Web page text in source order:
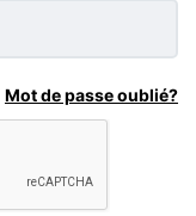
Mot de passe oublié?